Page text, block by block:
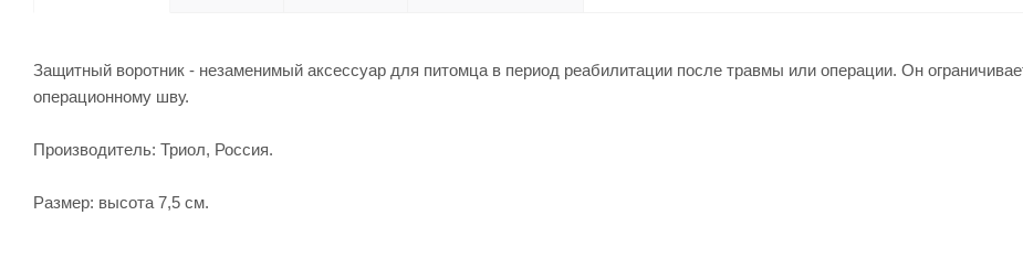
Защитный воротник - незаменимый аксессуар для питомца в период реабилитации после травмы или операции. Он
операционному шву.
Производитель: Триол, Россия.
Размер: высота 7,5 см.